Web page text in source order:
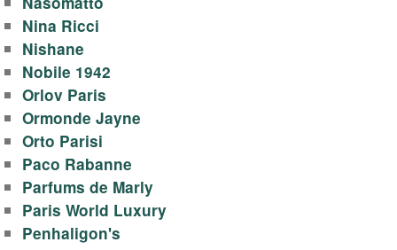
Nina Ricci
Nishane
Nobile 1942
Orlov Paris
Ormonde Jayne
Orto Parisi
Paco Rabanne
Parfums de Marly
Paris World Luxury
Penhaligon's